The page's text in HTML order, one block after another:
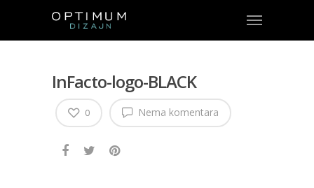
InFacto-logo-BLACK
Nema komentara
0